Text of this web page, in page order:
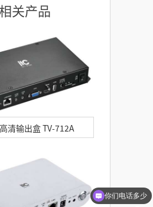
关产品
清输出盒 TV-712A
你们电话多少